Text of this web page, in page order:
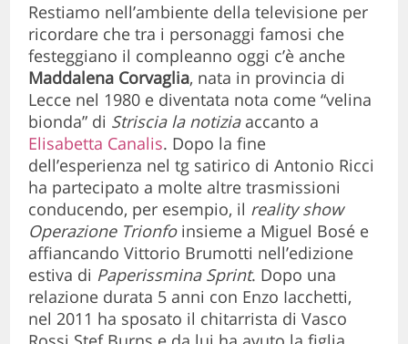
Restiamo nell’ambiente della televisione per
ricordare che tra i personaggi famosi che
festeggiano il compleanno oggi c’è anche
Maddalena Corvaglia, nata in provincia di
Lecce nel 1980 e diventata nota come “velina
bionda” di Striscia la notiziaaccanto a
Elisabetta Canalis. Dopo la fine
dell’esperienza nel tg satirico di Antonio Ricci
ha partecipato a molte altre trasmissioni
conducendo, per esempio, il reality show
Operazione Trionfoinsieme a Miguel Bosé e
affiancando Vittorio Brumotti nell’edizione
estiva di Paperissmina Sprint. Dopo una
relazione durata 5 anni con Enzo Iacchetti,
nel 2011 ha sposato il chitarrista di Vasco